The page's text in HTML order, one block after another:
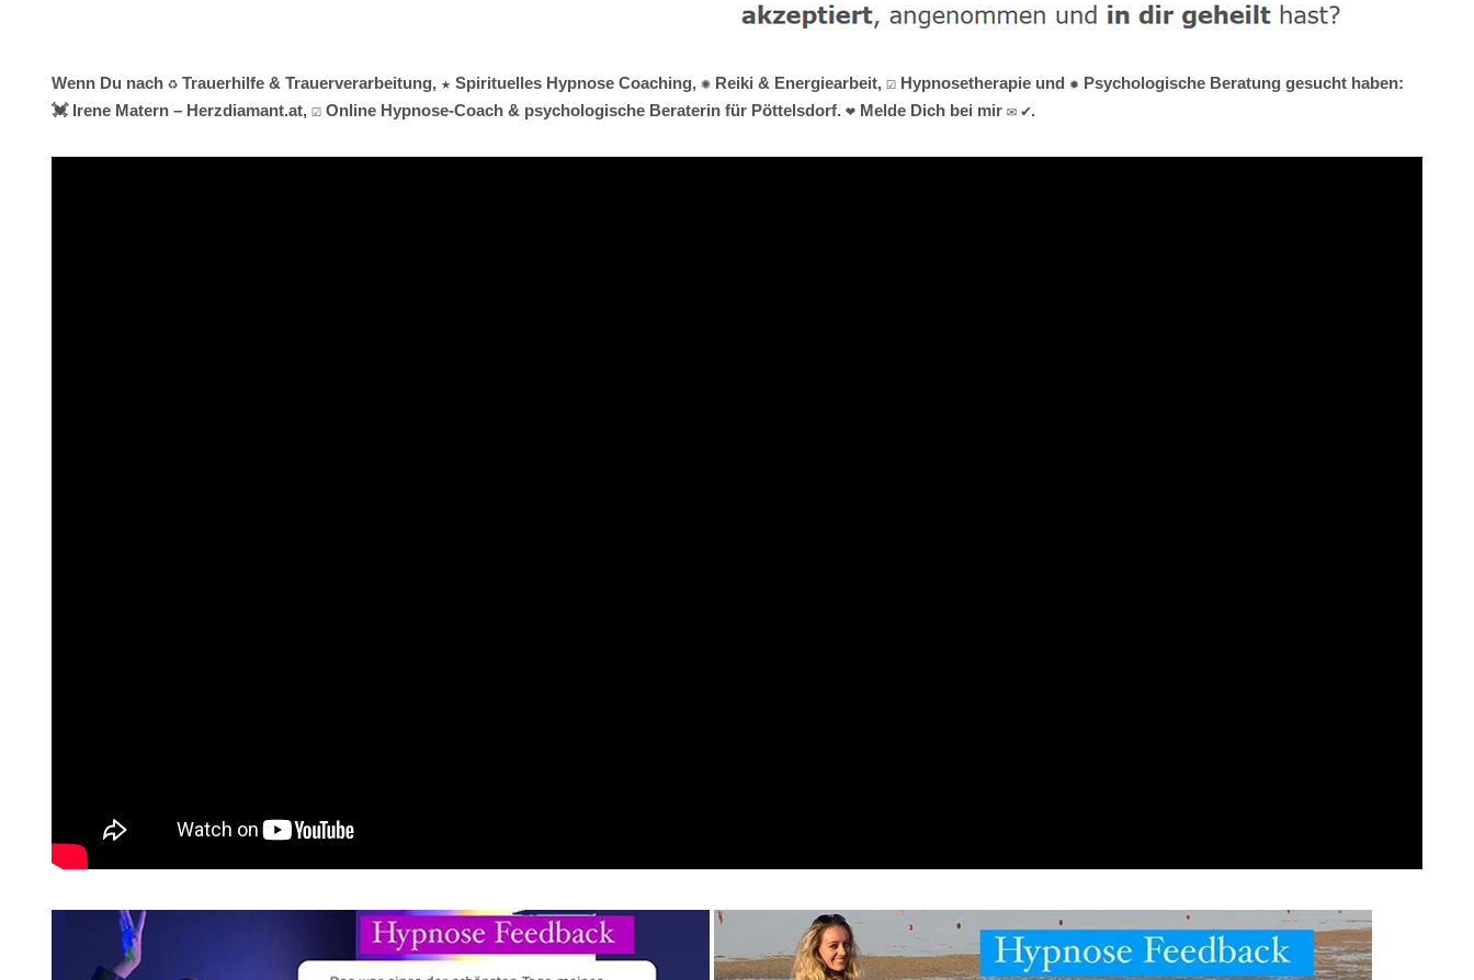
Wenn Du nach ♻ Trauerhilfe & Trauerverarbeitung, ★ Spirituelles Hypnose Coaching, ✺ Reiki & Energiearbeit, ☑️ Hypnosetherapie und ✹ Psychologische Beratung gesucht haben:
💓️ Irene Matern – Herzdiamant.at, ☑️ Online Hypnose-Coach & psychologische Beraterin für Pöttelsdorf. ❤ Melde Dich bei mir ✉ ✔.